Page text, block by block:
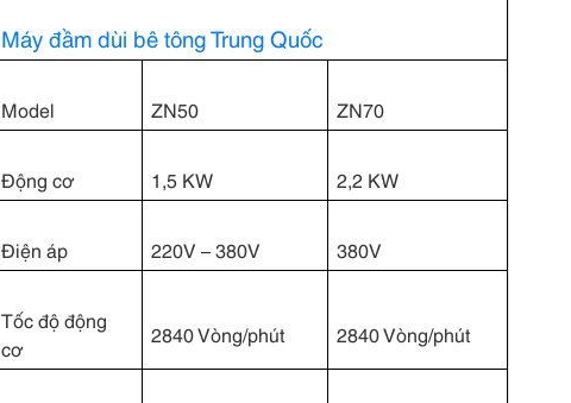
Máy đầm dùi bê tông Trung Quốc
Model ZN50 ZN70
Động cơ 1,5 KW 2,2 KW
Điện áp 220V – 380V 380V
Tốc độ động
cơ
2840 Vòng/phút 2840 Vòng/phút